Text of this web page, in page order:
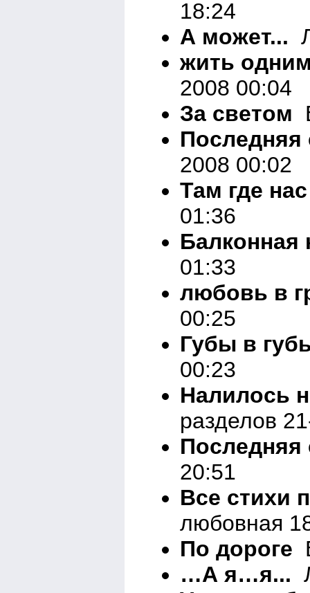
18:24
А может...
жить
2008 00:04
За светом
Последняя
2008 00:02
Там где
01:36
Балконная
01:33
любовь в
00:25
Губы в
00:23
Налилось
разделов
Последняя
20:51
Все стихи
любовная
По дороге
…А я…я...